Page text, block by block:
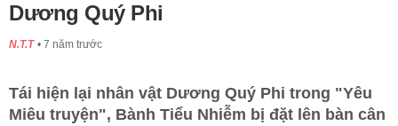
Dương Quý Phi
N.T.T 7 năm trước
Tái hiện lại nhân vật Dương Quý Phi trong "Yêu
Miêu truyện", Bành Tiểu Nhiễm bị đặt lên bàn cân